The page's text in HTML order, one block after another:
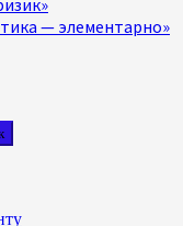
— элементарно»